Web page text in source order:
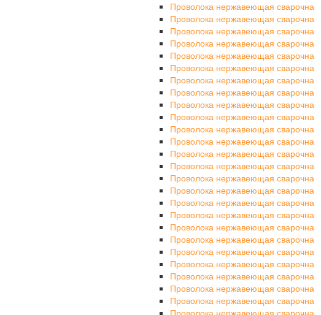
Проволока нержавеющая сварочна
Проволока нержавеющая сварочна
Проволока нержавеющая сварочна
Проволока нержавеющая сварочна
Проволока нержавеющая сварочна
Проволока нержавеющая сварочна
Проволока нержавеющая сварочна
Проволока нержавеющая сварочна
Проволока нержавеющая сварочна
Проволока нержавеющая сварочна
Проволока нержавеющая сварочна
Проволока нержавеющая сварочна
Проволока нержавеющая сварочна
Проволока нержавеющая сварочна
Проволока нержавеющая сварочна
Проволока нержавеющая сварочна
Проволока нержавеющая сварочна
Проволока нержавеющая сварочна
Проволока нержавеющая сварочна
Проволока нержавеющая сварочна
Проволока нержавеющая сварочна
Проволока нержавеющая сварочна
Проволока нержавеющая сварочна
Проволока нержавеющая сварочна
Проволока нержавеющая сварочна
Проволока нержавеющая сварочна